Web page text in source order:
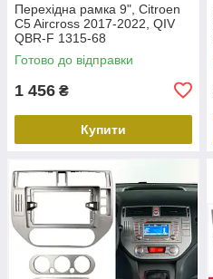
Перехідна рамка 9", Citroen
C5 Aircross 2017-2022, QIV
QBR-F 1315-68
Готово до відправки
1 456 ₴
Купити